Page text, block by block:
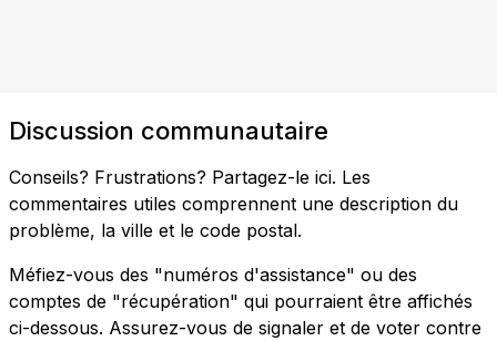
Discussion communautaire
Conseils? Frustrations? Partagez-le ici. Les
commentaires utiles comprennent une description du
problème, la ville et le code postal.
Méfiez-vous des "numéros d'assistance" ou des
comptes de "récupération" qui pourraient être affichés
ci-dessous. Assurez-vous de signaler et de voter contre